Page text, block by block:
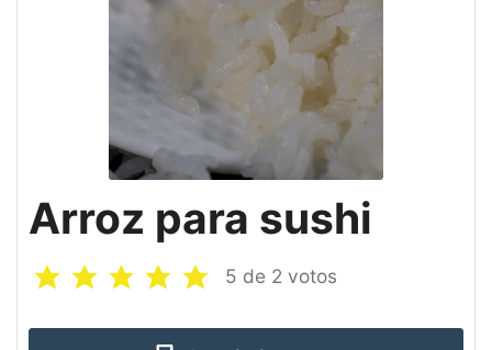
Arroz para sushi
5 de 2 votos